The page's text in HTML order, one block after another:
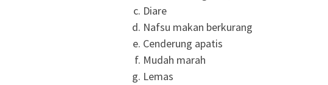
Diare
Nafsu makan berkurang
Cenderung apatis
Mudah marah
Lemas